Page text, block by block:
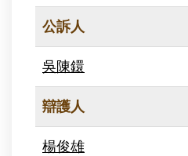
公訴人
吳陳鐶
辯護人
楊俊雄